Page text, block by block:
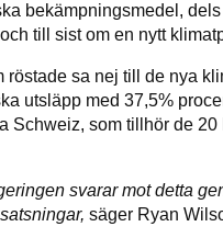
bekämpningsmedel,
till sist om en nytt
röstade sa nej till de nya
utsläpp med 37,5%
Schweiz, som tillhör de
svarar mot detta
säger Ryan